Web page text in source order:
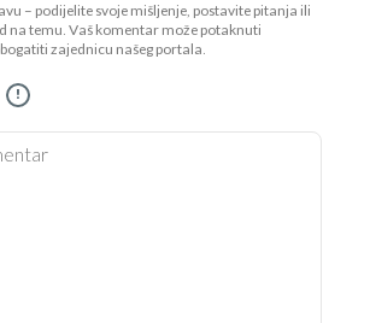
– podijelite svoje mišljenje, postavite pitanja ili
na temu. Vaš komentar može potaknuti
zajednicu našeg portala.
!